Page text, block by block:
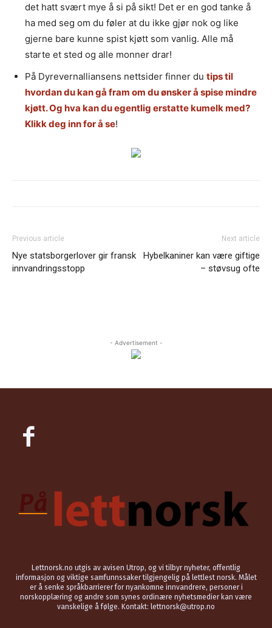
det hatt svært mye å si på sikt! Det er en god tanke å
ha med seg om du føler at du ikke gjør nok og like
gjerne bare kunne spist kjøtt som vanlig. Alle må
starte et sted og alle monner drar!
På Dyrevernalliansens nettsider finner du tips til
hvordan du kan gå fram om du ønsker å spise mindre
kjøtt. Og hva kan du egentlig erstatte kumelk med?
Klikk deg inn for å se!
Previous article
Nye statsborgerlover gir fransk
innvandringsstopp
Next article
Hybelkaniner kan være giftige
– støvsug ofte
- Advertisement -
Lettnorsk.no utgis av avisen Utrop, og vi tilbyr nyheter, offentlig
informasjon og viktige samfunnssaker tilgjengelig på lettlest norsk. Målet
er å senke språkbarrierer for nyankomne innvandrere, personer i
norskopplæring og andre som synes ordinære nyhetsmedier kan være
vanskelige å følge. Kontakt: lettnorsk@utrop.no